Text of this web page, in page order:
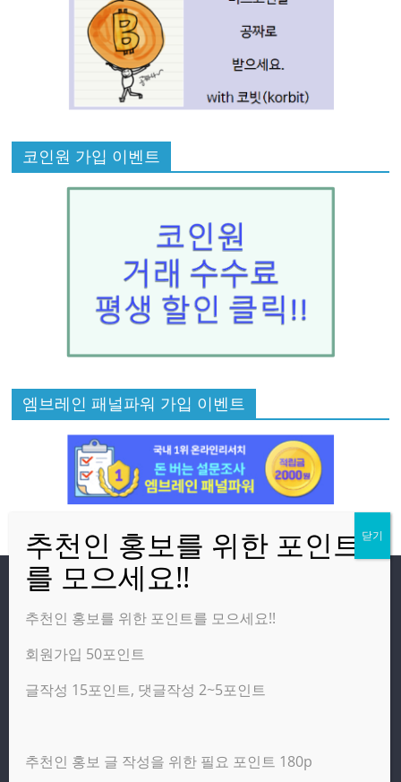
코인원 가입 이벤트
엠브레인 패널파워 가입 이벤트
방문자
온라인 방문자:12
오늘의 조회수:5,556
광고 제휴 홍보 일반 문의 : apptechgo@naver.com
추천인 홍보를 위한 포인트를 모으세요!!
회원가입 50포인트
글작성 15포인트, 댓글작성 2~5포인트
추천인 홍보 글 작성을 위한 필요 포인트 180p